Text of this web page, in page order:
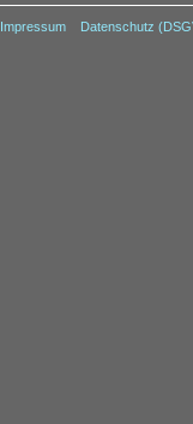
Impressum Datenschutz